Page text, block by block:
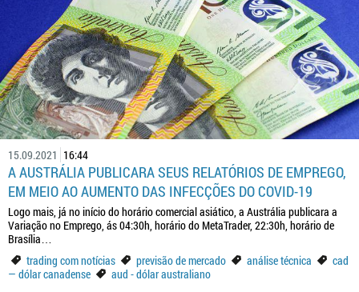
15.09.2021 16:44
A AUSTRÁLIA PUBLICARA SEUS RELATÓRIOS DE EMPREGO,
EM MEIO AO AUMENTO DAS INFECÇÕES DO COVID-19
Logo mais, já no início do horário comercial asiático, a Austrália publicara a
Variação no Emprego, ás 04:30h, horário do MetaTrader, 22:30h, horário de
Brasília…
trading com notícias
previsão de mercado análise técnica
cad
— dólar canadense
aud - dólar australiano